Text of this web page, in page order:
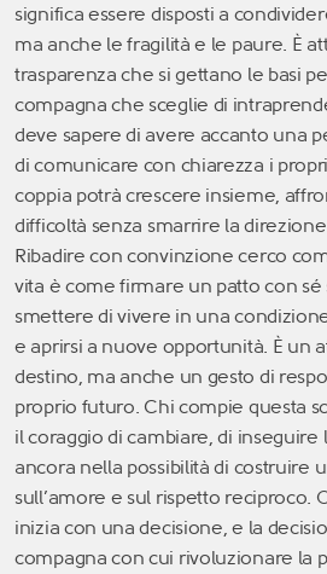
significa essere disposti a
ma anche le fragilità e le paure. È
trasparenza che si gettano le basi
compagna che sceglie di
deve sapere di avere accanto una
di comunicare con chiarezza i
coppia potrà crescere insieme,
difficoltà senza smarrire la direzione.
Ribadire con convinzione cerco
vita è come firmare un patto con sé
smettere di vivere in una
e aprirsi a nuove opportunità. È un
destino, ma anche un gesto di
proprio futuro. Chi compie questa
il coraggio di cambiare, di inseguire
ancora nella possibilità di costruire
sull’amore e sul rispetto reciproco.
inizia con una decisione, e la
compagna con cui rivoluzionare la